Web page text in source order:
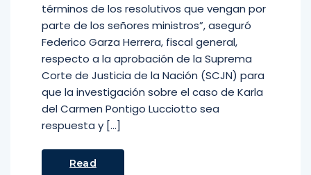
términos de los resolutivos que vengan por
parte de los señores ministros”, aseguró
Federico Garza Herrera, fiscal general,
respecto a la aprobación de la Suprema
Corte de Justicia de la Nación (SCJN) para
que la investigación sobre el caso de Karla
del Carmen Pontigo Lucciotto sea
respuesta y […]
Read